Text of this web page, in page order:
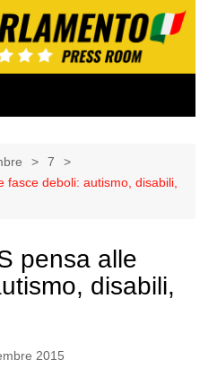
7
fasce deboli: autismo, disabili,
pensa alle
disabili,
2015